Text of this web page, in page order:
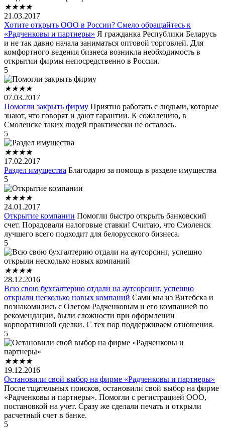
★★★★
21.03.2017
Хотите открыть ООО в России? Смело обращайтесь к
«Радченковы и партнеры» Я гражданка Республики Беларусь
и не так давно начала заниматься оптовой торговлей. Для
комфортного ведения бизнеса возникла необходимость в
открытии фирмы непосредственно в России.
5
★★★★
07.03.2017
Помогли закрыть фирму Приятно работать с людьми, которые
знают, что говорят и дают гарантии. К сожалению, в
Смоленске таких людей практически не осталось.
5
★★★★
17.02.2017
Раздел имущества Благодарю за помощь в разделе имущества
5
★★★★
24.01.2017
Открытие компании Помогли быстро открыть банковский
счет. Порадовали налоговые ставки! Считаю, что Смоленск
лучшего всего подходит для белорусского бизнеса.
5
★★★★
28.12.2016
Всю свою бухгалтерию отдали на аутсорсинг, успешно
открыли несколько новых компаний Сами мы из Витебска и
познакомились с Олегом Радченковым и его компанией по
рекомендации, были сложности при оформлении
корпоративной сделки. С тех пор поддерживаем отношения.
5
★★★★
19.12.2016
Остановили свой выбор на фирме «Радченковы и партнеры»
После тщательных поисков, остановили свой выбор на фирме
«Радченковы и партнеры». Помогли с регистрацией ООО,
постановкой на учет. Сразу же сделали печать и открыли
расчетный счет в банке.
5